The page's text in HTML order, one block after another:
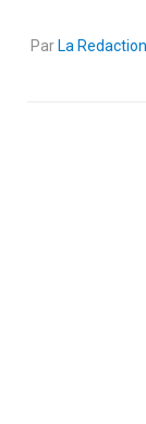
Par La Redaction